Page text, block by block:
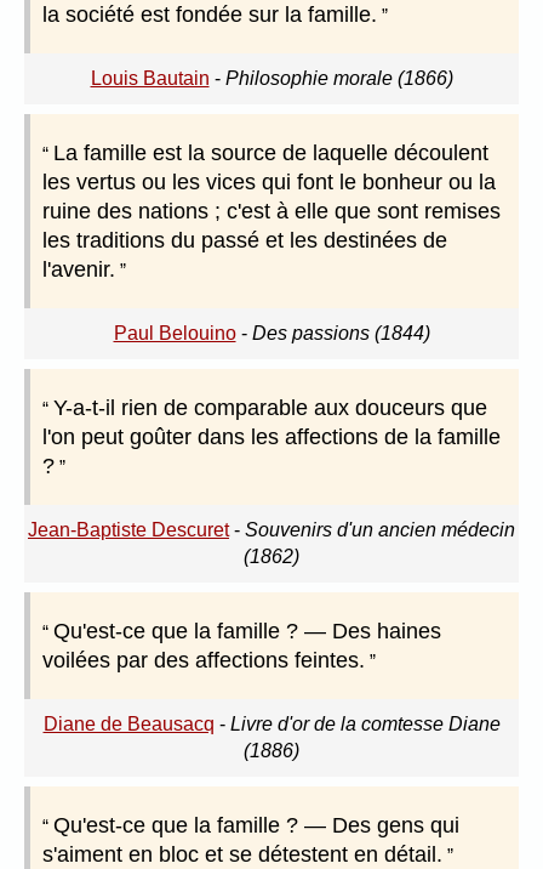
la société est fondée sur la famille.
Louis Bautain - Philosophie morale (1866)
La famille est la source de laquelle découlent
les vertus ou les vices qui font le bonheur ou la
ruine des nations ; c'est à elle que sont remises
les traditions du passé et les destinées de
l'avenir.
Paul Belouino- Des passions (1844)
Y-a-t-il rien de comparable aux douceurs que
l'on peut goûter dans les affections de la famille
?
Jean-Baptiste Descuret- Souvenirs d'un ancien médecin
(1862)
Qu'est-ce que la famille ? — Des haines
voilées par des affections feintes.
Diane de Beausacq - Livre d'or de la comtesse Diane
(1886)
Qu'est-ce que la famille ? — Des gens qui
s'aiment en bloc et se détestent en détail.